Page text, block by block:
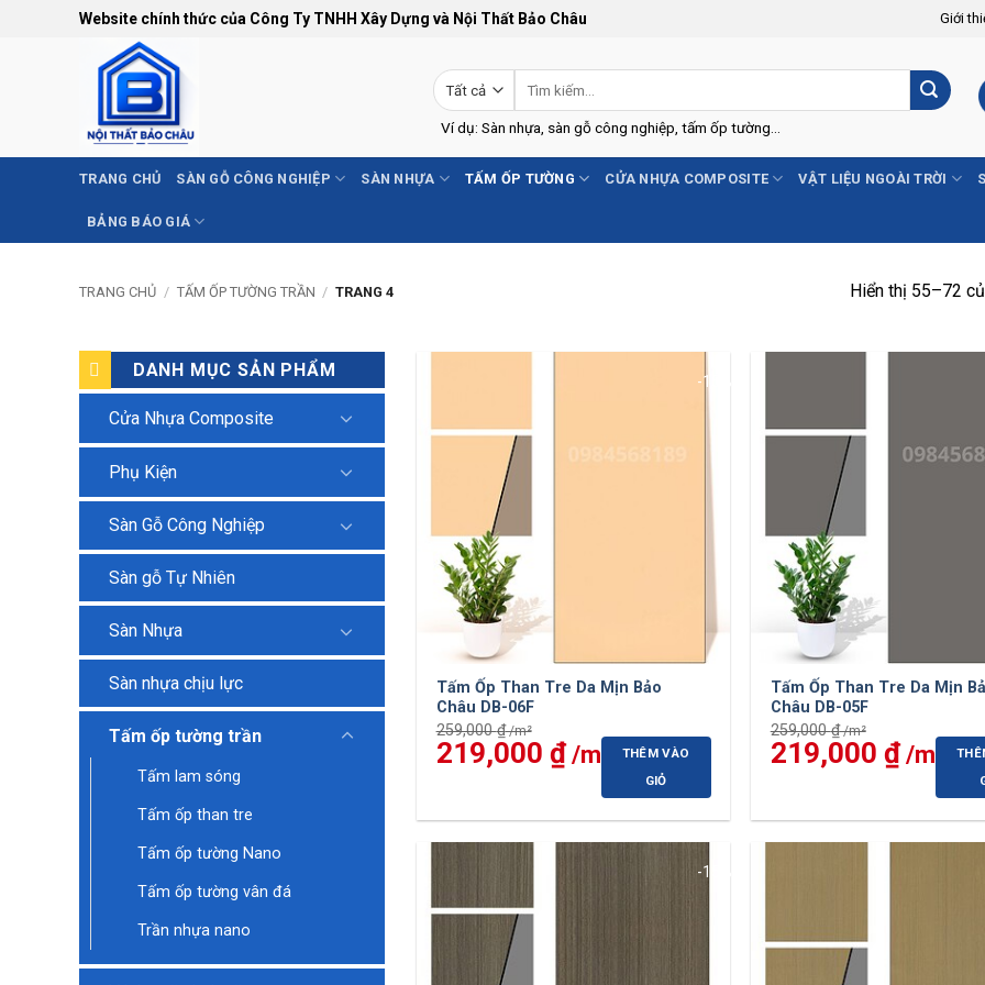
Website chính thức của Công Ty TNHH Xây Dựng và Nội Thất Bảo Châu Giới
kiếm:
Ví dụ: Sàn nhựa, sàn gỗ công nghiệp, tấm ốp tường...
TRANG CHỦ SÀN GỖ CÔNG NGHIỆP SÀN NHỰA TẤM ỐP TƯỜNG CỬA NHỰA COMPOSITE VẬT LIỆU NGOÀI TRỜI
BẢNG BÁO GIÁ
TRANG CHỦ / TẤM ỐP TƯỜNG TRẦN / TRANG 4 Hiển thị 55–72
DANH MỤC SẢN PHẨM
Cửa Nhựa Composite
Phụ Kiện
Sàn Gỗ Công Nghiệp
Sàn gỗ Tự Nhiên
Sàn Nhựa
Sàn nhựa chịu lực
Tấm ốp tường trần
Tấm lam sóng
Tấm ốp than tre
Tấm ốp tường Nano
Tấm ốp tường vân đá
Trần nhựa nano
-15%
Tấm Ốp Than Tre Da Mịn Bảo
Châu DB-06F
259,000₫
Giá
gốc
219,000 ₫
Giá
hiện
THÊM VÀO
GIỎ
Tấm Ốp Than Tre Da Mịn
Châu DB-05F
259,000₫
Giá
gốc
219,000 ₫
Giá
hiện
-15%